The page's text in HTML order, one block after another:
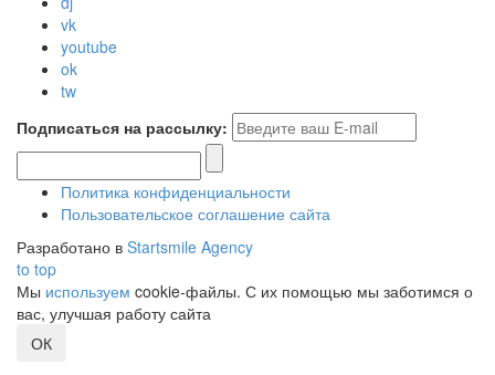
vk
youtube
ok
tw
Подписаться на рассылку:
Политика конфиденциальности
Пользовательское соглашение сайта
Разработано в Startsmile Agency
to top
Мы используем cookie-файлы. С их помощью мы заботимся о
вас, улучшая работу сайта
ОК